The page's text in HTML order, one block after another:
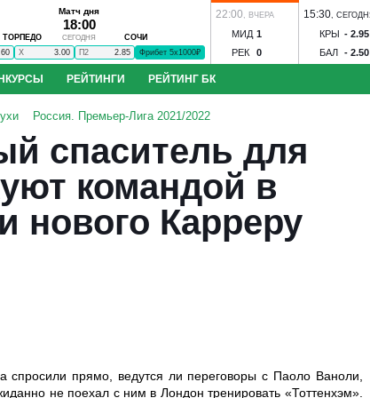
Матч дня
ТОРПЕДО
18:00
СЕГОДНЯ СОЧИ
X 3.00 П2 2.85 Фрибет 5х1000₽
22:00 , ВЧЕРА
МИД 1
РЕК
0
15:30,
КРЫ - 2.95
БАЛ
- 2.50
Угадай футболиста
РЕЙТИНГИ РЕЙТИНГ БК
- Сочи ЦСКА - Ростов Динамо М - Динамо Мхч
Иртыш - Сатурн Спартак-Нальчик - Алания Волгарь - Победа
Ильпар - Сокол Ижевск - Торпедо Знамя Ногинск - Динамо
ЦСКА - Факел Ростов - Рубин Краснодар - Ахмат
Россия. Премьер-Лига 2021/2022
спаситель для
командой в
нового Карреру
спросили прямо, ведутся ли переговоры с Паоло Ваноли,
не поехал с ним в Лондон тренировать «Тоттенхэм».